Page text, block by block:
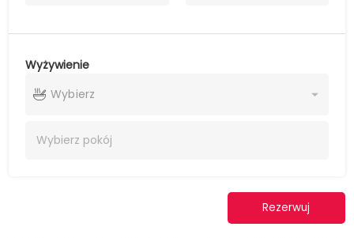
Wyżywienie
Wybierz
Wybierz pokój
Rezerwuj